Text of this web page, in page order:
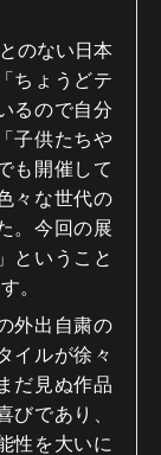
のない日本
ちょうどテ
るので自分
子供たちや
も開催して
々な世代の
。今回の展
ということ
。
外出自粛の
イルが徐々
だ見ぬ作品
びであり、
性を大いに